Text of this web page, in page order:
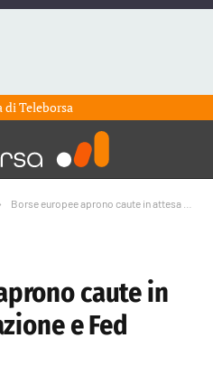
diTeleborsa
Borse europee aprono caute in attesa dati inflazione e Fed
caute in
e Fed